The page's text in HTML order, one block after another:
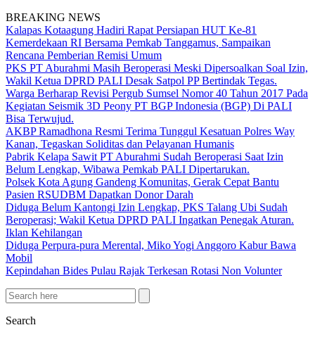
BREAKING NEWS
Kalapas Kotaagung Hadiri Rapat Persiapan HUT Ke-81
Kemerdekaan RI Bersama Pemkab Tanggamus, Sampaikan
Rencana Pemberian Remisi Umum
PKS PT Aburahmi Masih Beroperasi Meski Dipersoalkan Soal Izin,
Wakil Ketua DPRD PALI Desak Satpol PP Bertindak Tegas.
Warga Berharap Revisi Pergub Sumsel Nomor 40 Tahun 2017 Pada
Kegiatan Seismik 3D Peony PT BGP Indonesia (BGP) Di PALI
Bisa Terwujud.
AKBP Ramadhona Resmi Terima Tunggul Kesatuan Polres Way
Kanan, Tegaskan Soliditas dan Pelayanan Humanis
Pabrik Kelapa Sawit PT Aburahmi Sudah Beroperasi Saat Izin
Belum Lengkap, Wibawa Pemkab PALI Dipertarukan.
Polsek Kota Agung Gandeng Komunitas, Gerak Cepat Bantu
Pasien RSUDBM Dapatkan Donor Darah
Diduga Belum Kantongi Izin Lengkap, PKS Talang Ubi Sudah
Beroperasi; Wakil Ketua DPRD PALI Ingatkan Penegak Aturan.
Iklan Kehilangan
Diduga Perpura-pura Merental, Miko Yogi Anggoro Kabur Bawa
Mobil
Kepindahan Bides Pulau Rajak Terkesan Rotasi Non Volunter
Search